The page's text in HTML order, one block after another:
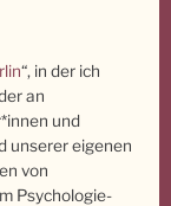
“, in der ich
an
und
unserer eigenen
von
Psychologie-